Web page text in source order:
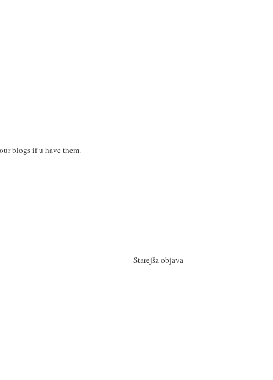
blogs if u have them.
Starejša objava